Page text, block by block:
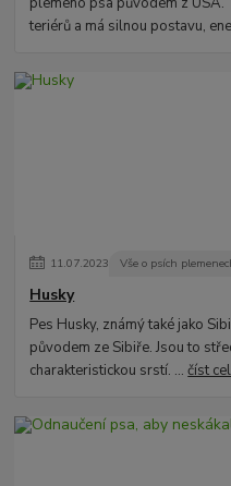
teriérů a má silnou postavu,
11.07.2023 Vše o psích
Husky
Pes Husky, známý také jako
původem ze Sibiře. Jsou to
charakteristickou srstí. ...číst